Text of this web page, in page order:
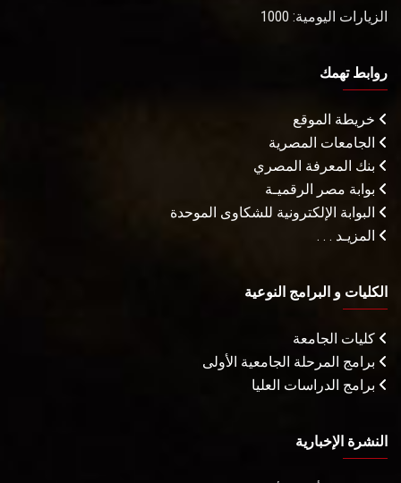
الزيارات اليومية: 1000
روابط تهمك
خريطة الموقع
الجامعات المصرية
بنك المعرفة المصري
بوابة مصر الرقميـة
البوابة الإلكترونية للشكاوى الموحدة
المزيـد . . .
الكليات و البرامج النوعية
كليات الجامعة
برامج المرحلة الجامعية الأولى
برامج الدراسات العليا
النشرة الإخبارية